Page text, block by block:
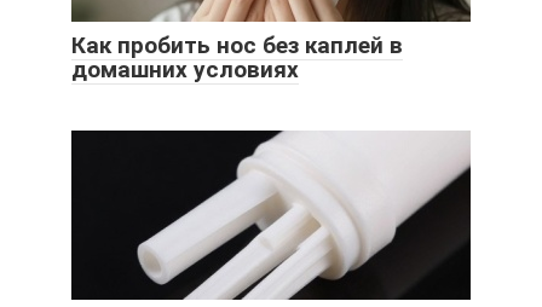
Как пробить нос без каплей в
домашних условиях